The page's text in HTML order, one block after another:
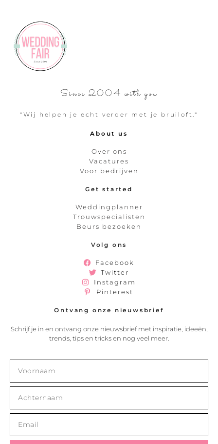
Since 2004 with you
"Wij helpen je echt verder met je bruiloft."
About us
Over ons
Vacatures
Voor bedrijven
Get started
Weddingplanner
Trouwspecialisten
Beurs bezoeken
Volg ons
Facebook
Twitter
Instagram
Pinterest
Ontvang onze nieuwsbrief
Schrijf je in en ontvang onze nieuwsbrief met inspiratie, ideeën,
trends, tips en tricks en nog veel meer.